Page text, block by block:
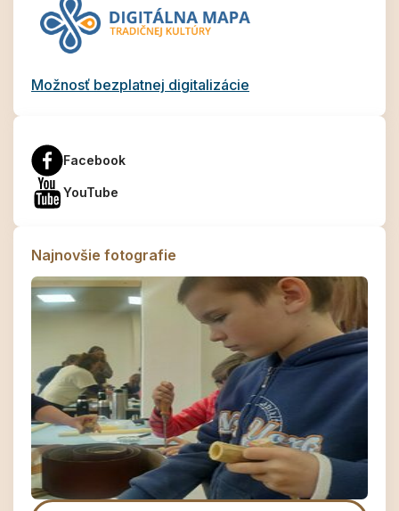
Možnosť bezplatnej digitalizácie
Facebook
YouTube
Najnovšie fotografie